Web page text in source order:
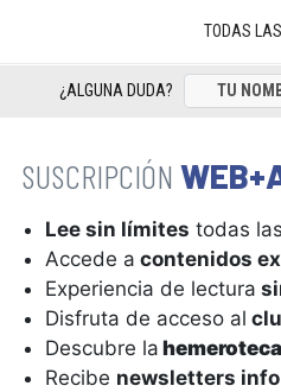
TODAS
¿ALGUNA DUDA?
Lee sin límites todas
Accede a contenidos
Experiencia de lectura
Disfruta de acceso al
Descubre la hemeroteca
Recibe newsletters